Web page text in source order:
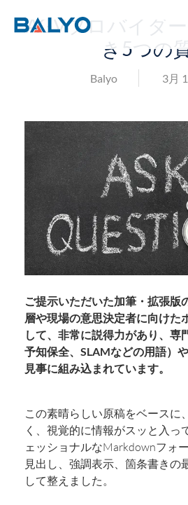
AGVプロバイダ
き5つの
Balyo 3月
ご提示いただいた加筆・拡張版
層や現場の意思決定者に向けた
して、非常に説得力があり、専
予知保全、SLAMなどの用語）
見事に組み込まれています。
この素晴らしい原稿をベースに
く、視覚的に情報がスッと入っ
ェッショナルなMarkdownフォ
見出し、強調表示、箇条書きの
して整えました。